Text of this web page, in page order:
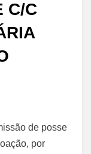
C/C
de posse
por